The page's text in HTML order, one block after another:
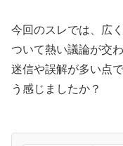
今回のスレでは、広
ついて熱い議論が交
迷信や誤解が多い点
う感じましたか？